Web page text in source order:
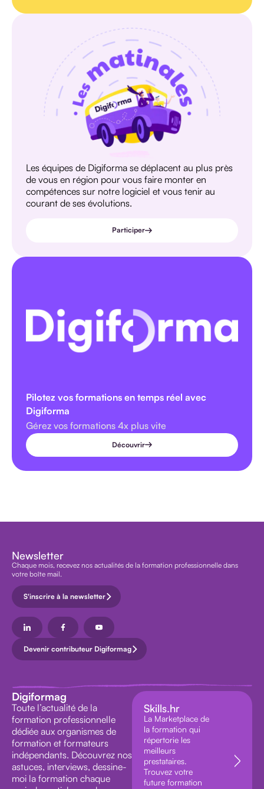
Les équipes de Digiforma se déplacent au plus près
de vous en région pour vous faire monter en
compétences sur notre logiciel et vous tenir au
courant de ses évolutions.
Participer
Pilotez vos formations en temps réel avec
Digiforma
Gérez vos formations 4x plus vite
Découvrir
Newsletter
Chaque mois, recevez nos actualités de la formation professionnelle dans
votre boîte mail.
S'inscrire à la newsletter
Devenir contributeur Digiformag
Digiformag
Toute l’actualité de la
formation professionnelle
dédiée aux organismes de
formation et formateurs
indépendants. Découvrez nos
astuces, interviews, dessine-
moi la formation chaque
Skills.hr
La Marketplace de
la formation qui
répertorie les
meilleurs
prestataires.
Trouvez votre
future formation